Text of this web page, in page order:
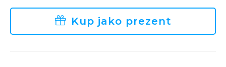
Kup jako prezent